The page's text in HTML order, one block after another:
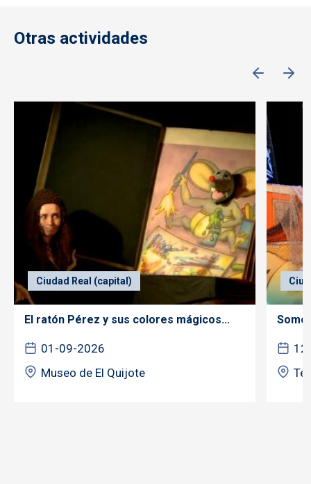
Otras actividades
Ciudad Real (capital)
El ratón Pérez y sus colores mágicos...
01-09-2026
Museo de El Quijote